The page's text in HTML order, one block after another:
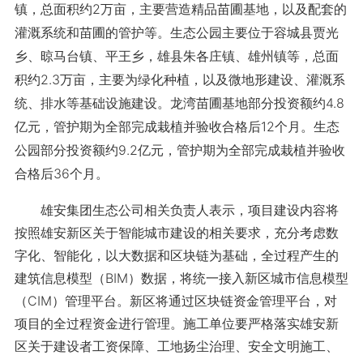
镇，总面积约2万亩，主要营造精品苗圃基地，以及配套的
灌溉系统和苗圃的管护等。生态公园主要位于容城县贾光
乡、晾马台镇、平王乡，雄县朱各庄镇、雄州镇等，总面
积约2.3万亩，主要为绿化种植，以及微地形建设、灌溉系
统、排水等基础设施建设。龙湾苗圃基地部分投资额约4.8
亿元，管护期为全部完成栽植并验收合格后12个月。生态
公园部分投资额约9.2亿元，管护期为全部完成栽植并验收
合格后36个月。
雄安集团生态公司相关负责人表示，项目建设内容将
按照雄安新区关于智能城市建设的相关要求，充分考虑数
字化、智能化，以大数据和区块链为基础，全过程产生的
建筑信息模型（BIM）数据，将统一接入新区城市信息模型
（CIM）管理平台。新区将通过区块链资金管理平台，对
项目的全过程资金进行管理。施工单位要严格落实雄安新
区关于建设者工资保障、工地扬尘治理、安全文明施工、